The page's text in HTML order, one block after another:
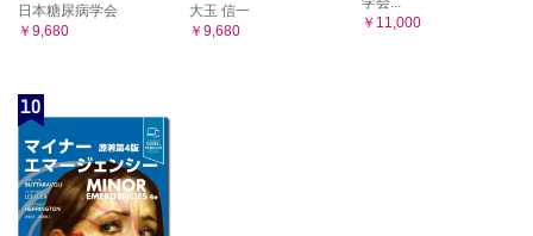
病態形成仮説
治療標的となる免疫応答
第9章 ベーチェット病（ベーチェット症候群）
はじめに
ベーチェット病の病態生理
ベーチェット病治療薬の機序
ベーチェット病の動物モデル
日本糖尿病学会
￥9,680
大玉 信一
￥9,680
￥11,000
10